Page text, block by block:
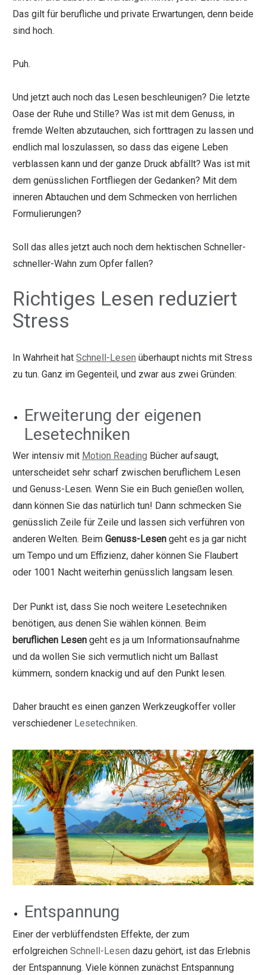
Das gilt für berufliche und private Erwartungen, denn beide
sind hoch.
Puh.
Und jetzt auch noch das Lesen beschleunigen? Die letzte
Oase der Ruhe und Stille? Was ist mit dem Genuss, in
fremde Welten abzutauchen, sich forttragen zu lassen und
endlich mal loszulassen, so dass das eigene Leben
verblassen kann und der ganze Druck abfällt? Was ist mit
dem genüsslichen Fortfliegen der Gedanken? Mit dem
inneren Abtauchen und dem Schmecken von herrlichen
Formulierungen?
Soll das alles jetzt auch noch dem hektischen Schneller-
schneller-Wahn zum Opfer fallen?
Richtiges Lesen reduziert
Stress
In Wahrheit hat Schnell-Lesen überhaupt nichts mit Stress
zu tun. Ganz im Gegenteil, und zwar aus zwei Gründen:
Erweiterung der eigenen
Lesetechniken
Wer intensiv mit Motion Reading Bücher aufsaugt,
unterscheidet sehr scharf zwischen beruflichem Lesen
und Genuss-Lesen. Wenn Sie ein Buch genießen wollen,
dann können Sie das natürlich tun! Dann schmecken Sie
genüsslich Zeile für Zeile und lassen sich verführen von
anderen Welten. Beim Genuss-Lesen geht es ja gar nicht
um Tempo und um Effizienz, daher können Sie Flaubert
oder 1001 Nacht weiterhin genüsslich langsam lesen.
Der Punkt ist, dass Sie noch weitere Lesetechniken
benötigen, aus denen Sie wählen können. Beim
beruflichen Lesen geht es ja um Informationsaufnahme
und da wollen Sie sich vermutlich nicht um Ballast
kümmern, sondern knackig und auf den Punkt lesen.
Daher braucht es einen ganzen Werkzeugkoffer voller
verschiedener Lesetechniken.
Entspannung
Einer der verblüffendsten Effekte, der zum
erfolgreichen Schnell-Lesen dazu gehört, ist das Erlebnis
der Entspannung. Viele können zunächst Entspannung